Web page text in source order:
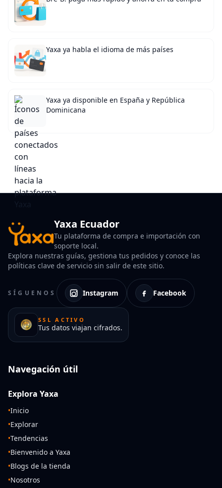
Yaxa ya habla el idioma de más países
Yaxa ya disponible en España y República
Dominicana
Yaxa Ecuador
Tu plataforma de compra e importación con
soporte local.
Explora nuestras guías, gestiona tus pedidos y conoce las
políticas clave de servicio sin salir de este sitio.
SÍGUENOS Instagram Facebook
SSL ACTIVO
Tus datos viajan cifrados.
Navegación útil
Explora Yaxa
•Inicio
•Explorar
•Tendencias
•Bienvenido a Yaxa
•Blogs de la tienda
•Nosotros